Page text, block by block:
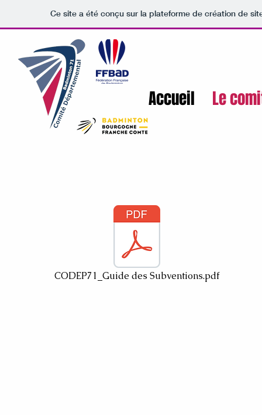
Ce site a été conçu sur la plateforme de création de
Accueil Le
CODEP71_Guide des Subventions.pdf